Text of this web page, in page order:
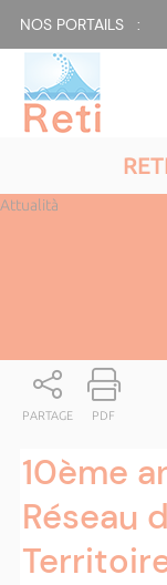
NOS PORTAILS :
Attualità
PARTAGE PDF
10ème
Réseau